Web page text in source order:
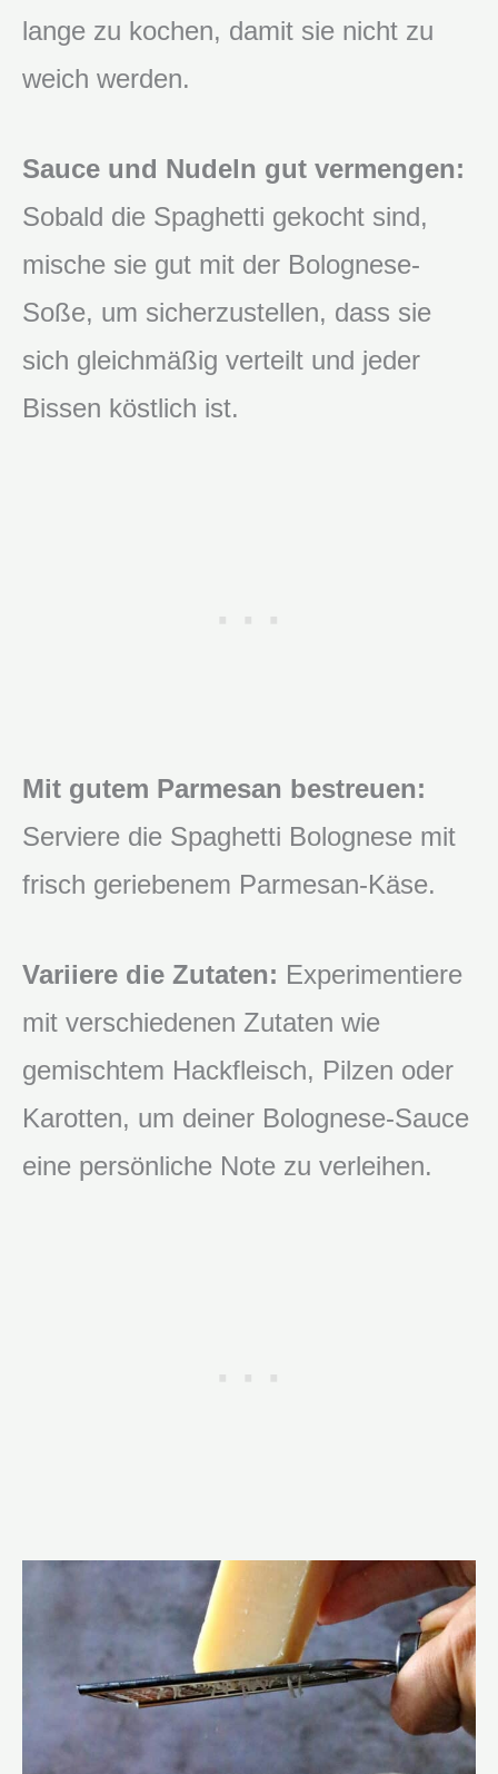
lange zu kochen, damit sie nicht zu
weich werden.
Sauce und Nudeln gut vermengen:
Sobald die Spaghetti gekocht sind,
mische sie gut mit der Bolognese-
Soße, um sicherzustellen, dass sie
sich gleichmäßig verteilt und jeder
Bissen köstlich ist.
Mit gutem Parmesan bestreuen:
Serviere die Spaghetti Bolognese mit
frisch geriebenem Parmesan-Käse.
Variiere die Zutaten: Experimentiere
mit verschiedenen Zutaten wie
gemischtem Hackfleisch, Pilzen oder
Karotten, um deiner Bolognese-Sauce
eine persönliche Note zu verleihen.